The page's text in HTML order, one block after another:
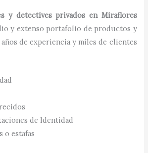
y detectives privados en Miraflores
y extenso portafolio de productos y
de experiencia y miles de clientes
de Identidad
o estafas